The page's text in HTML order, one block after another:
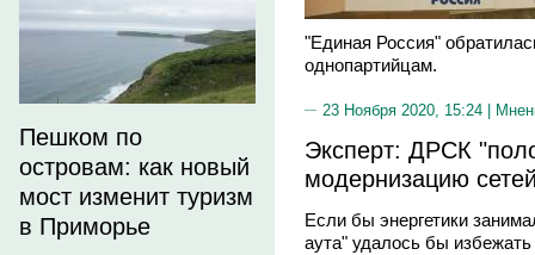
Пешком по
островам: как новый
мост изменит туризм
в Приморье
"Единая Россия"
однопартийцам.
23 Ноября 2020, 15:24 |
Эксперт: ДРСК
модернизацию
Если бы энергетики
аута" удалось бы избежать